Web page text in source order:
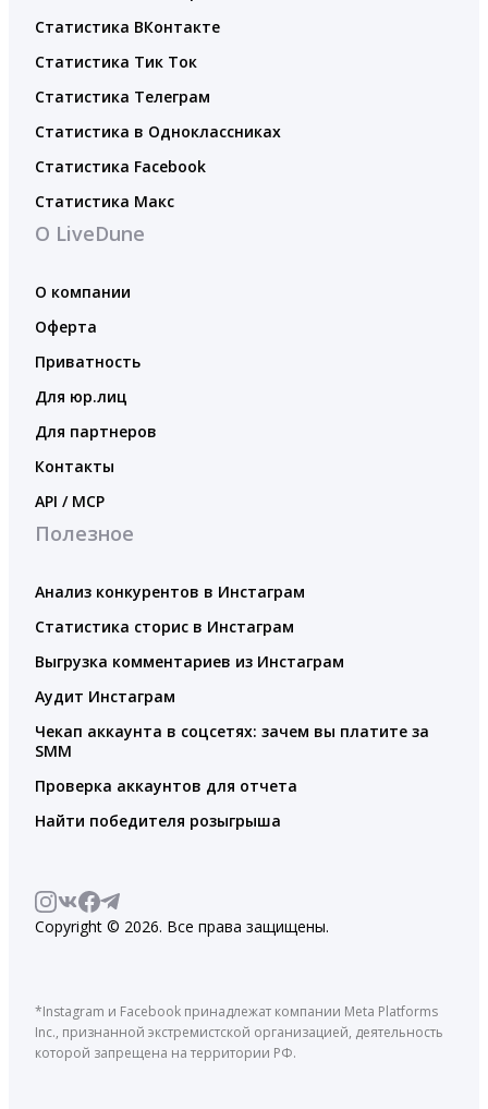
Статистика ВКонтакте
Статистика Тик Ток
Статистика Телеграм
Статистика в Одноклассниках
Статистика Facebook
Статистика Макс
О LiveDune
О компании
Оферта
Приватность
Для юр.лиц
Для партнеров
Контакты
API / MCP
Полезное
Анализ конкурентов в Инстаграм
Статистика сторис в Инстаграм
Выгрузка комментариев из Инстаграм
Аудит Инстаграм
Чекап аккаунта в соцсетях: зачем вы платите за
SMM
Проверка аккаунтов для отчета
Найти победителя розыгрыша
Copyright © 2026. Все права защищены.
*Instagram и Facebook принадлежат компании Meta Platforms
Inc., признанной экстремистской организацией, деятельность
которой запрещена на территории РФ.